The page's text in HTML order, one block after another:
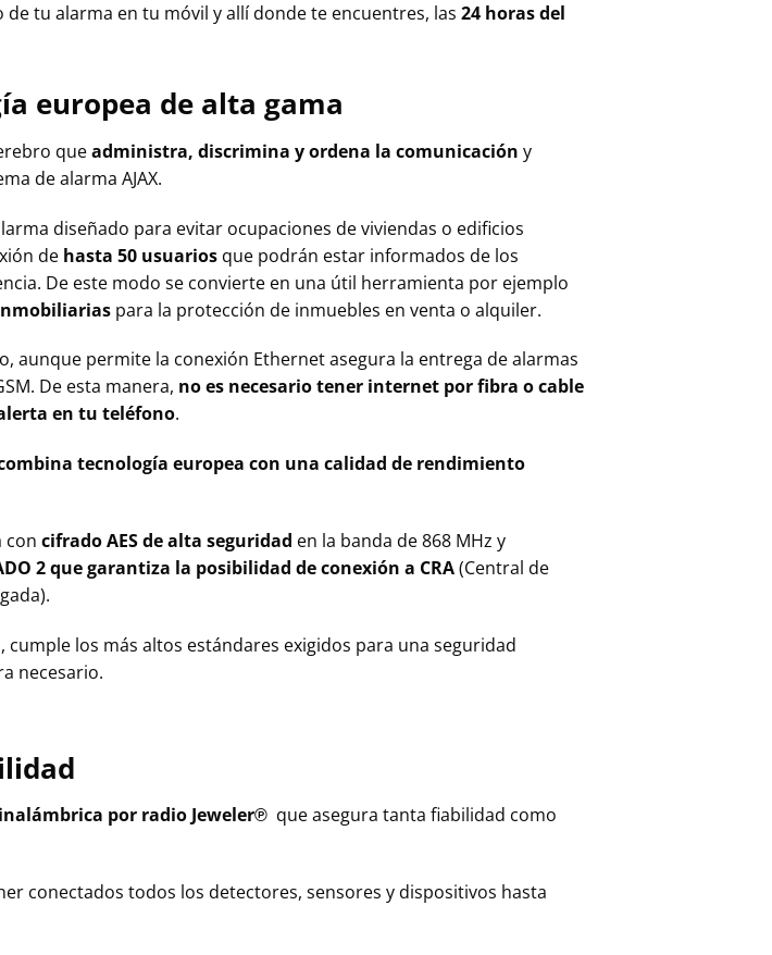
tu alarma en tu móvil y allí donde te encuentres, las 24 horas del
europea de alta gama
queadministra, discrimina y ordena la comunicación y
de alarma AJAX.
diseñado para evitar ocupaciones de viviendas o edificios
de hasta 50 usuarios que podrán estar informados de los
De este modo se convierte en una útil herramienta por ejemplo
para la protección de inmuebles en venta o alquiler.
aunque permite la conexión Ethernet asegura la entrega de alarmas
De esta manera, no es necesario tener internet por fibra o cable
en tu teléfono.
tecnología europea con una calidad de rendimiento
con cifrado AES de alta seguridad en la banda de 868 MHz y
2 que garantiza la posibilidad de conexión a CRA(Central de
cumple los más altos estándares exigidos para una seguridad
necesario.
por radio Jeweler℗ que asegura tanta fiabilidad como
conectados todos los detectores, sensores y dispositivos hasta